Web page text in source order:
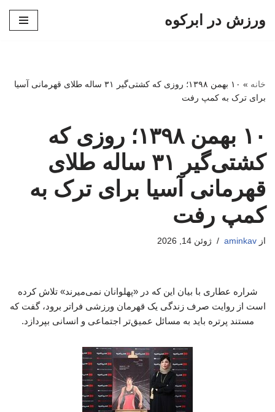
ورزش در ابرکوه
خانه »
۱۰ بهمن ۱۳۹۸؛ روزی که کشتی‌گیر ۳۱ ساله طلای قهرمانی آسیا
برای ترک به کمپ رفت
۱۰ بهمن ۱۳۹۸؛ روزی که
کشتی‌گیر ۳۱ ساله طلای
قهرمانی آسیا برای ترک به
کمپ رفت
از aminkav ژوئن 14, 2026
شراره عطاری با بیان این که در «پهلوانان نمی‌میرند» تلاش کرده
است از روایت صرف زندگی یک قهرمان ورزشی فراتر برود، گفت که
مستند پرتره باید به مسائل عمیق‌تر اجتماعی و انسانی بپردازد.